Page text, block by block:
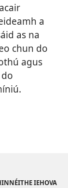
a
as na
chun do
agus
IEHOVA